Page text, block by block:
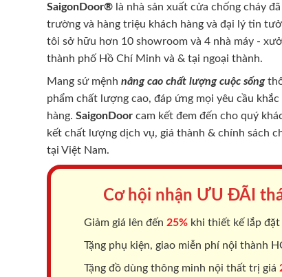
SaigonDoor® là nhà sản xuất cửa chống cháy
trường và hàng triệu khách hàng và đại lý tin
tôi sở hữu hơn 10 showroom và 4 nhà máy -
thành phố Hồ Chí Minh và & tại ngoại thành.
Mang sứ mệnh nâng cao chất lượng cuộc sống
phẩm chất lượng cao, đáp ứng mọi yêu cầu khắc
hàng. SaigonDoor cam kết đem đến cho quý
kết chất lượng dịch vụ, giá thành & chính sách
tại Việt Nam.
Cơ hội nhận ƯU ĐÃI
Giảm giá lên đến 25% khi thiết kế lắp
Tặng phụ kiện, giao miễn phí nội thành
Tặng đồ dùng thông minh nội thất trị giá